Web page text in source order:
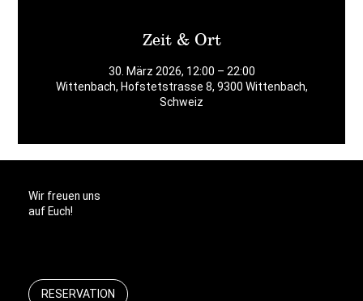
Zeit & Ort
30. März 2026, 12:00 – 22:00
Wittenbach, Hofstetstrasse 8, 9300 Wittenbach,
Schweiz
Wir freuen uns
auf Euch!
RESERVATION